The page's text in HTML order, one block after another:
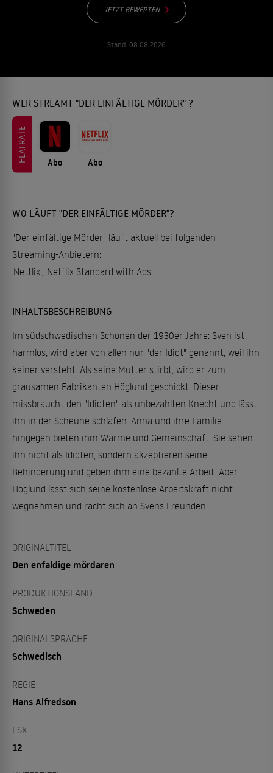
JETZT BEWERTEN
Stand: 08.08.2026
WER STREAMT "DER EINFÄLTIGE MÖRDER" ?
FLATRATE Abo Abo
WO LÄUFT "DER EINFÄLTIGE MÖRDER"?
"Der einfältige Mörder" läuft aktuell bei folgenden
Streaming-Anbietern:
Netflix Netflix Standard with Ads
INHALTSBESCHREIBUNG
Im südschwedischen Schonen der 1930er Jahre: Sven ist
harmlos, wird aber von allen nur "der Idiot" genannt, weil ihn
keiner versteht. Als seine Mutter stirbt, wird er zum
grausamen Fabrikanten Höglund geschickt. Dieser
missbraucht den "Idioten" als unbezahlten Knecht und lässt
ihn in der Scheune schlafen. Anna und ihre Familie
hingegen bieten ihm Wärme und Gemeinschaft. Sie sehen
ihn nicht als Idioten, sondern akzeptieren seine
Behinderung und geben ihm eine bezahlte Arbeit. Aber
Höglund lässt sich seine kostenlose Arbeitskraft nicht
wegnehmen und rächt sich an Svens Freunden …
ORIGINALTITEL
Den enfaldige mördaren
PRODUKTIONSLAND
Schweden
ORIGINALSPRACHE
Schwedisch
REGIE
Hans Alfredson
FSK
12